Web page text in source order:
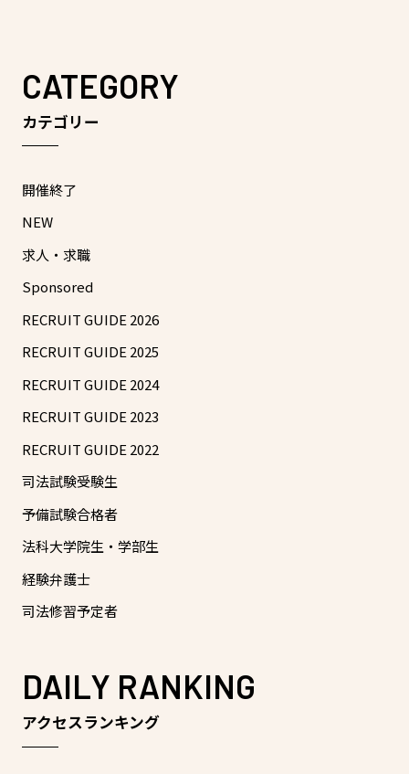
CATEGORY
カテゴリー
開催終了
NEW
求人・求職
Sponsored
RECRUIT GUIDE 2026
RECRUIT GUIDE 2025
RECRUIT GUIDE 2024
RECRUIT GUIDE 2023
RECRUIT GUIDE 2022
司法試験受験生
予備試験合格者
法科大学院生・学部生
経験弁護士
司法修習予定者
DAILY RANKING
アクセスランキング